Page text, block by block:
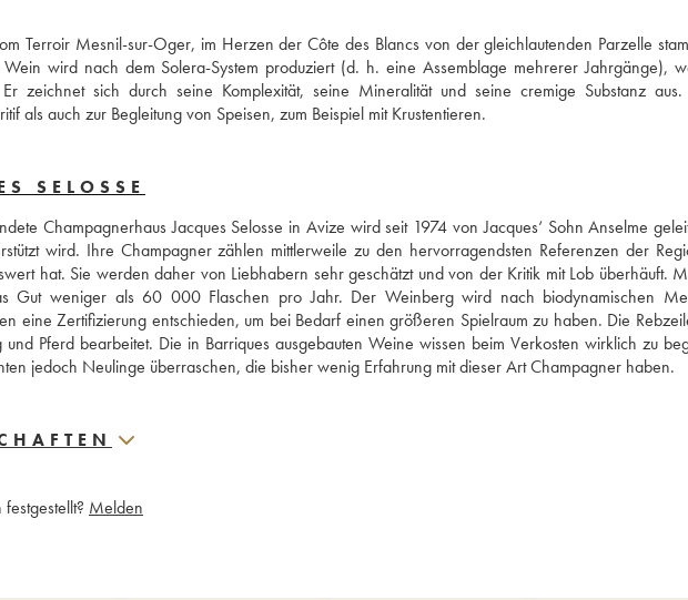
Terroir Mesnil-sur-Oger, im Herzen der Côte des Blancs von der gleichlautenden Parzelle
wird nach dem Solera-System produziert (d. h. eine Assemblage mehrerer Jahrgänge),
zeichnet sich durch seine Komplexität, seine Mineralität und seine cremige Substanz
als auch zur Begleitung von Speisen, zum Beispiel mit Krustentieren.
SELOSSE
Champagnerhaus Jacques Selosse in Avize wird seit 1974 von Jacques‘ Sohn Anselme
wird. Ihre Champagner zählen mittlerweile zu den hervorragendsten Referenzen der
hat. Sie werden daher von Liebhabern sehr geschätzt und von der Kritik mit Lob überhäuft.
Gut weniger als 60 000 Flaschen pro Jahr. Der Weinberg wird nach biodynamischen
eine Zertifizierung entschieden, um bei Bedarf einen größeren Spielraum zu haben. Die
Pferd bearbeitet. Die in Barriques ausgebauten Weine wissen beim Verkosten wirklich zu
jedoch Neulinge überraschen, die bisher wenig Erfahrung mit dieser Art Champagner haben.
Melden